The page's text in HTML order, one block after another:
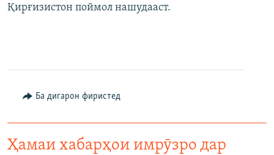
Қирғизистон поймол нашудааст.
Ба дигарон фиристед
Ҳамаи хабарҳои имрӯзро дар